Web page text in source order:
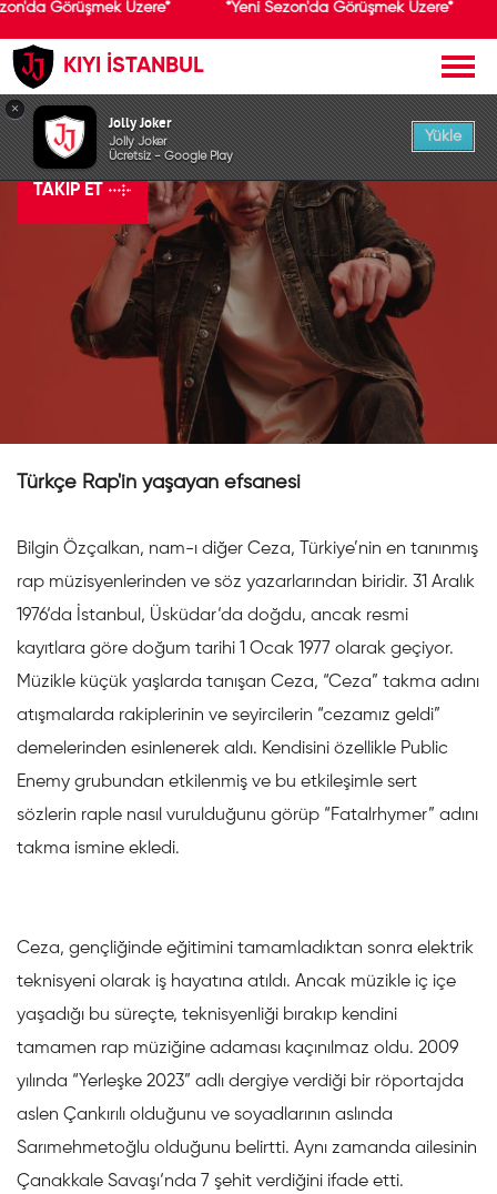
Görüşmek Üzere* *Yeni Sezon'da Görüşmek Üzere*
KIYI İSTANBUL
Ceza
TAKIP ET
Türkçe Rap'in yaşayan efsanesi
Bilgin Özçalkan, nam-ı diğer Ceza, Türkiye’nin en tanınmış
rap müzisyenlerinden ve söz yazarlarından biridir. 31 Aralık
1976‘da İstanbul, Üsküdar‘da doğdu, ancak resmi
kayıtlara göre doğum tarihi 1 Ocak 1977 olarak geçiyor.
Müzikle küçük yaşlarda tanışan Ceza, “Ceza” takma adını
atışmalarda rakiplerinin ve seyircilerin “cezamız geldi”
demelerinden esinlenerek aldı. Kendisini özellikle Public
Enemy grubundan etkilenmiş ve bu etkileşimle sert
sözlerin raple nasıl vurulduğunu görüp “Fatalrhymer” adını
takma ismine ekledi.
Ceza, gençliğinde eğitimini tamamladıktan sonra elektrik
teknisyeni olarak iş hayatına atıldı. Ancak müzikle iç içe
yaşadığı bu süreçte, teknisyenliği bırakıp kendini
tamamen rap müziğine adaması kaçınılmaz oldu. 2009
yılında “Yerleşke 2023” adlı dergiye verdiği bir röportajda
aslen Çankırılı olduğunu ve soyadlarının aslında
Sarımehmetoğlu olduğunu belirtti. Aynı zamanda ailesinin
Çanakkale Savaşı‘nda 7 şehit verdiğini ifade etti.
×
Jolly Joker
Jolly Joker
Ücretsiz - Google Play
Yükle